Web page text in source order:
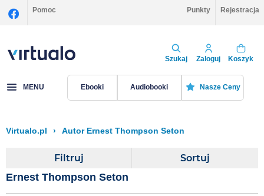
Pomoc Punkty Rejestracja
Szukaj Zaloguj Koszyk
MENU Ebooki Audiobooki Nasze Ceny
Virtualo.pl › Autor Ernest Thompson Seton
Filtruj Sortuj
Ernest Thompson Seton